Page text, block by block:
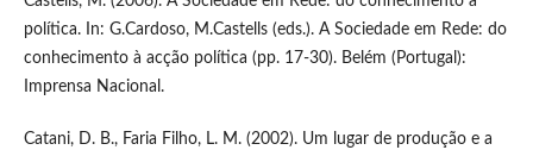
política. In: G.Cardoso, M.Castells (eds.). A Sociedade em Rede: do
conhecimento à acção política (pp. 17-30). Belém (Portugal):
Imprensa Nacional.
Catani, D. B., Faria Filho, L. M. (2002). Um lugar de produção e a